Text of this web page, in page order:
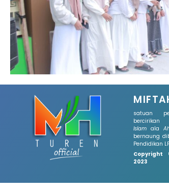
satuan
Islam ala
bernaung
Pendidikan
Copyright
2023